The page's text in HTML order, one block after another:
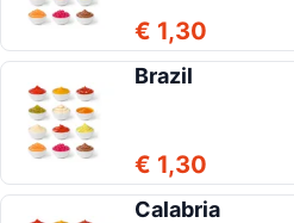
€ 1,30
Brazil
€ 1,30
Calabria